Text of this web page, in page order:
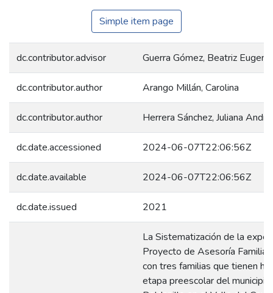
Simple item page
dc.contributor.advisor Guerra Gómez, Beatriz Eugenia
dc.contributor.author Arango Millán, Carolina
dc.contributor.author Herrera Sánchez, Juliana
dc.date.accessioned 2024-06-07T22:06:56Z
dc.date.available 2024-06-07T22:06:56Z
dc.date.issued 2021
La Sistematización de la
Proyecto de Asesoría Familiar
con tres familias que tienen
etapa preescolar del